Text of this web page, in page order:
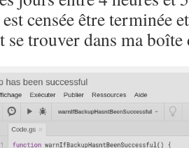
censée être terminée
se trouver dans ma